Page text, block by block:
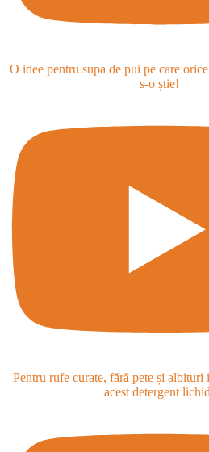
O idee pentru supa de pui pe care
s-o știe!
Pentru rufe curate, fără pete și albituri
acest detergent